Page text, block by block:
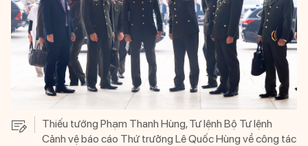
Thiếu tướng Phạm Thanh Hùng, Tư lệnh Bộ Tư lệnh
Cảnh vệ báo cáo Thứ trưởng Lê Quốc Hùng về công tác